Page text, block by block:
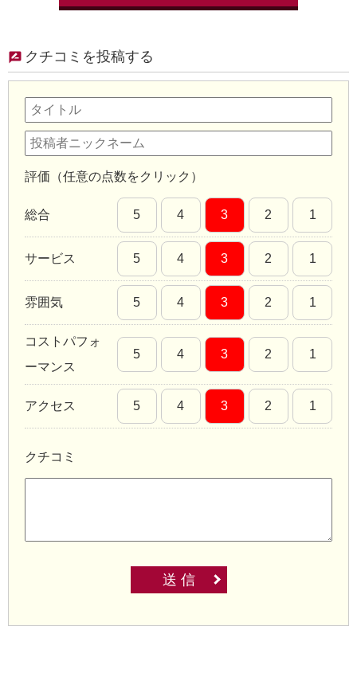
クチコミを投稿する
評価（任意の点数をクリック）
総合 5 4 3 2 1
サービス 5 4 3 2 1
雰囲気 5 4 3 2 1
コストパフォ
ーマンス
5 4 3 2 1
アクセス 5 4 3 2 1
クチコミ
送 信